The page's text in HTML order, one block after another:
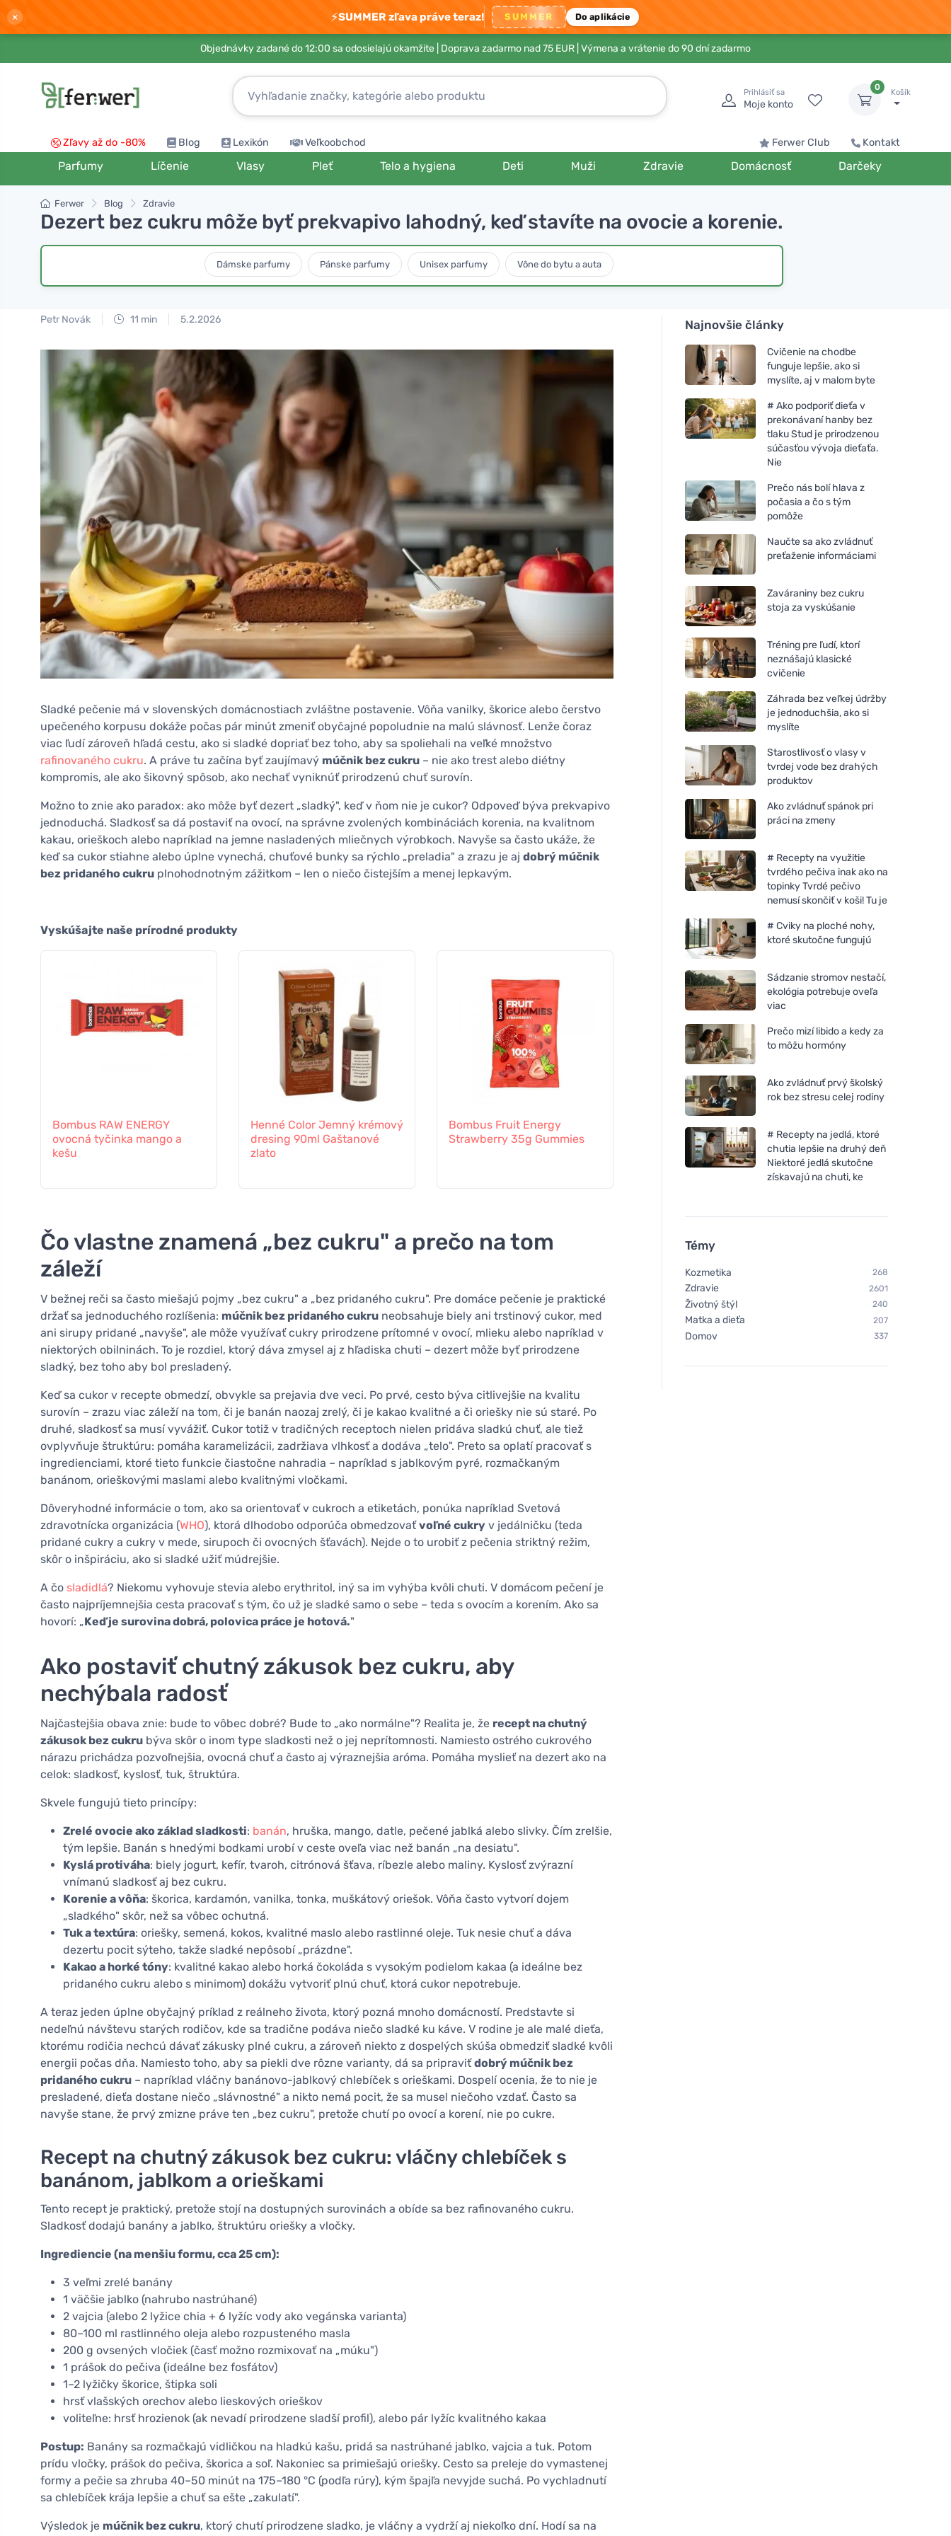
× ⚡SUMMER zľava práve teraz! SUMMER Do aplikácie
Objednávky zadané do 12:00 sa odosielajú okamžite | Doprava zadarmo nad 75 EUR | Výmena a vrátenie do 90 dní zadarmo
Prihlásiť sa
Moje konto
0
Košík
Zľavy až do -80% Blog Lexikón Veľkoobchod Ferwer Club Kontakt
Parfumy Líčenie Vlasy Pleť Telo a hygiena Deti Muži Zdravie Domácnosť Darčeky
Ferwer Blog Zdravie
Dezert bez cukru môže byť prekvapivo lahodný, keď stavíte na ovocie a korenie.
Dámske parfumy Pánske parfumy Unisex parfumy Vône do bytu a auta
Petr Novák 11 min 5.2.2026
Sladké pečenie má v slovenských domácnostiach zvláštne postavenie. Vôňa vanilky, škorice alebo čerstvo
upečeného korpusu dokáže počas pár minút zmeniť obyčajné popoludnie na malú slávnosť. Lenže čoraz
viac ľudí zároveň hľadá cestu, ako si sladké dopriať bez toho, aby sa spoliehali na veľké množstvo
rafinovaného cukru. A práve tu začína byť zaujímavý múčnik bez cukru – nie ako trest alebo diétny
kompromis, ale ako šikovný spôsob, ako nechať vyniknúť prirodzenú chuť surovín.
Možno to znie ako paradox: ako môže byť dezert „sladký", keď v ňom nie je cukor? Odpoveď býva prekvapivo
jednoduchá. Sladkosť sa dá postaviť na ovocí, na správne zvolených kombináciách korenia, na kvalitnom
kakau, orieškoch alebo napríklad na jemne nasladených mliečnych výrobkoch. Navyše sa často ukáže, že
keď sa cukor stiahne alebo úplne vynechá, chuťové bunky sa rýchlo „preladia" a zrazu je aj dobrý múčnik
bez pridaného cukru plnohodnotným zážitkom – len o niečo čistejším a menej lepkavým.
Vyskúšajte naše prírodné produkty
Bombus RAW ENERGY
ovocná tyčinka mango a
kešu
Henné Color Jemný krémový
dresing 90ml Gaštanové
zlato
Bombus Fruit Energy
Strawberry 35g Gummies
Incognito Opaľovací krém s
repelentným účinkom SPF
30 (100 ml) - vhodný aj pre
deti od 6 mesiacov
tyčinka - Citrón 55g
Čo vlastne znamená „bez cukru" a prečo na tom
záleží
V bežnej reči sa často miešajú pojmy „bez cukru" a „bez pridaného cukru". Pre domáce pečenie je praktické
držať sa jednoduchého rozlíšenia: múčnik bez pridaného cukru neobsahuje biely ani trstinový cukor, med
ani sirupy pridané „navyše", ale môže využívať cukry prirodzene prítomné v ovocí, mlieku alebo napríklad v
niektorých obilninách. To je rozdiel, ktorý dáva zmysel aj z hľadiska chuti – dezert môže byť prirodzene
sladký, bez toho aby bol presladený.
Keď sa cukor v recepte obmedzí, obvykle sa prejavia dve veci. Po prvé, cesto býva citlivejšie na kvalitu
surovín – zrazu viac záleží na tom, či je banán naozaj zrelý, či je kakao kvalitné a či oriešky nie sú staré. Po
druhé, sladkosť sa musí vyvážiť. Cukor totiž v tradičných receptoch nielen pridáva sladkú chuť, ale tiež
ovplyvňuje štruktúru: pomáha karamelizácii, zadržiava vlhkosť a dodáva „telo". Preto sa oplatí pracovať s
ingredienciami, ktoré tieto funkcie čiastočne nahradia – napríklad s jablkovým pyré, rozmačkaným
banánom, orieškovými maslami alebo kvalitnými vločkami.
Dôveryhodné informácie o tom, ako sa orientovať v cukroch a etiketách, ponúka napríklad Svetová
zdravotnícka organizácia (WHO), ktorá dlhodobo odporúča obmedzovaťvoľné cukry v jedálničku (teda
pridané cukry a cukry v mede, sirupoch či ovocných šťavách). Nejde o to urobiť z pečenia striktný režim,
skôr o inšpiráciu, ako si sladké užiť múdrejšie.
A čo sladidlá? Niekomu vyhovuje stevia alebo erythritol, iný sa im vyhýba kvôli chuti. V domácom pečení je
často najpríjemnejšia cesta pracovať s tým, čo už je sladké samo o sebe – teda s ovocím a korením. Ako sa
hovorí: „Keď je surovina dobrá, polovica práce je hotová."
Ako postaviť chutný zákusok bez cukru, aby
nechýbala radosť
Najčastejšia obava znie: bude to vôbec dobré? Bude to „ako normálne"? Realita je, že recept na chutný
zákusok bez cukru býva skôr o inom type sladkosti než o jej neprítomnosti. Namiesto ostrého cukrového
nárazu prichádza pozvoľnejšia, ovocná chuť a často aj výraznejšia aróma. Pomáha myslieť na dezert ako na
celok: sladkosť, kyslosť, tuk, štruktúra.
Skvele fungujú tieto princípy:
Zrelé ovocie ako základ sladkosti: banán, hruška, mango, datle, pečené jablká alebo slivky. Čím zrelšie,
tým lepšie. Banán s hnedými bodkami urobí v ceste oveľa viac než banán „na desiatu".
Kyslá protiváha: biely jogurt, kefír, tvaroh, citrónová šťava, ríbezle alebo maliny. Kyslosť zvýrazní
vnímanú sladkosť aj bez cukru.
Korenie a vôňa: škorica, kardamón, vanilka, tonka, muškátový oriešok. Vôňa často vytvorí dojem
„sladkého" skôr, než sa vôbec ochutná.
Tuk a textúra: oriešky, semená, kokos, kvalitné maslo alebo rastlinné oleje. Tuk nesie chuť a dáva
dezertu pocit sýteho, takže sladké nepôsobí „prázdne".
Kakao a horké tóny: kvalitné kakao alebo horká čokoláda s vysokým podielom kakaa (a ideálne bez
pridaného cukru alebo s minimom) dokážu vytvoriť plnú chuť, ktorá cukor nepotrebuje.
A teraz jeden úplne obyčajný príklad z reálneho života, ktorý pozná mnoho domácností. Predstavte si
nedeľnú návštevu starých rodičov, kde sa tradične podáva niečo sladké ku káve. V rodine je ale malé dieťa,
ktorému rodičia nechcú dávať zákusky plné cukru, a zároveň niekto z dospelých skúša obmedziť sladké kvôli
energii počas dňa. Namiesto toho, aby sa piekli dve rôzne varianty, dá sa pripraviťdobrý múčnik bez
pridaného cukru – napríklad vláčny banánovo-jablkový chlebíček s orieškami. Dospelí ocenia, že to nie je
presladené, dieťa dostane niečo „slávnostné" a nikto nemá pocit, že sa musel niečoho vzdať. Často sa
navyše stane, že prvý zmizne práve ten „bez cukru", pretože chutí po ovocí a korení, nie po cukre.
Recept na chutný zákusok bez cukru: vláčny chlebíček s
banánom, jablkom a orieškami
Tento recept je praktický, pretože stojí na dostupných surovinách a obíde sa bez rafinovaného cukru.
Sladkosť dodajú banány a jablko, štruktúru oriešky a vločky.
Ingrediencie (na menšiu formu, cca 25 cm):
3 veľmi zrelé banány
1 väčšie jablko (nahrubo nastrúhané)
2 vajcia (alebo 2 lyžice chia + 6 lyžíc vody ako vegánska varianta)
80–100 ml rastlinného oleja alebo rozpusteného masla
200 g ovsených vločiek (časť možno rozmixovať na „múku")
1 prášok do pečiva (ideálne bez fosfátov)
1–2 lyžičky škorice, štipka soli
hrsť vlašských orechov alebo lieskových orieškov
voliteľne: hrsť hrozienok (ak nevadí prirodzene sladší profil), alebo pár lyžíc kvalitného kakaa
Postup: Banány sa rozmačkajú vidličkou na hladkú kašu, pridá sa nastrúhané jablko, vajcia a tuk. Potom
prídu vločky, prášok do pečiva, škorica a soľ. Nakoniec sa primiešajú oriešky. Cesto sa preleje do vymastenej
formy a pečie sa zhruba 40–50 minút na 175–180 °C (podľa rúry), kým špajľa nevyjde suchá. Po vychladnutí
sa chlebíček krája lepšie a chuť sa ešte „zakulatí".
Výsledok je múčnik bez cukru, ktorý chutí prirodzene sladko, je vláčny a vydrží aj niekoľko dní. Hodí sa na
Najnovšie články
Cvičenie na chodbe
funguje lepšie, ako si
myslíte, aj v malom byte
# Ako podporiť dieťa v
prekonávaní hanby bez
tlaku Stud je prirodzenou
súčasťou vývoja dieťaťa.
Nie
Prečo nás bolí hlava z
počasia a čo s tým
pomôže
Naučte sa ako zvládnuť
preťaženie informáciami
Zaváraniny bez cukru
stoja za vyskúšanie
Tréning pre ľudí, ktorí
neznášajú klasické
cvičenie
Záhrada bez veľkej údržby
je jednoduchšia, ako si
myslíte
Starostlivosť o vlasy v
tvrdej vode bez drahých
produktov
Ako zvládnuť spánok pri
práci na zmeny
# Recepty na využitie
tvrdého pečiva inak ako na
topinky Tvrdé pečivo
nemusí skončiť v koši! Tu je
# Cviky na ploché nohy,
ktoré skutočne fungujú
Sádzanie stromov nestačí,
ekológia potrebuje oveľa
viac
Prečo mizí libido a kedy za
to môžu hormóny
Ako zvládnuť prvý školský
rok bez stresu celej rodiny
# Recepty na jedlá, ktoré
chutia lepšie na druhý deň
Niektoré jedlá skutočne
získavajú na chuti, ke
Témy
Kozmetika 268
Zdravie 2601
Životný štýl 240
Matka a dieťa 207
Domov 337